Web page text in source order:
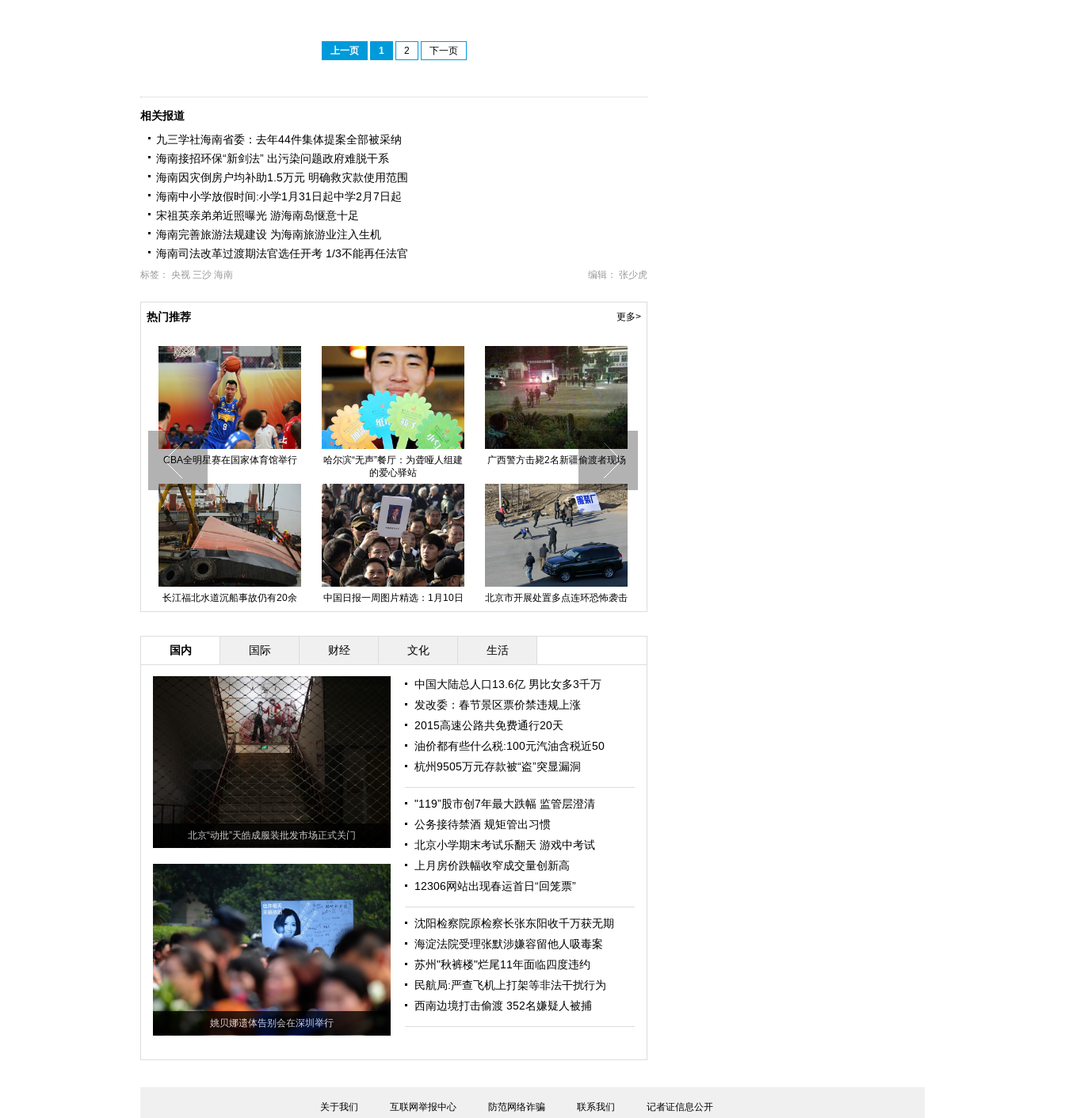
上一页 1 2 下一页
相关报道
九三学社海南省委：去年44件集体提案全部被采纳
海南接招环保“新剑法” 出污染问题政府难脱干系
海南因灾倒房户均补助1.5万元 明确救灾款使用范围
海南中小学放假时间:小学1月31日起中学2月7日起
宋祖英亲弟弟近照曝光 游海南岛惬意十足
海南完善旅游法规建设 为海南旅游业注入生机
海南司法改革过渡期法官选任开考 1/3不能再任法官
编辑： 张少虎
标签： 央视 三沙 海南
热门推荐 更多>
CBA全明星赛在国家体育馆举行
哈尔滨“无声”餐厅：为聋哑人组建
的爱心驿站
广西警方击毙2名新疆偷渡者现场
长江福北水道沉船事故仍有20余
人失踪
中国日报一周图片精选：1月10日
—16日
北京市开展处置多点连环恐怖袭击
实战演练
国内 国际 财经 文化 生活
北京“动批”天皓成服装批发市场正式关门
姚贝娜遗体告别会在深圳举行
中国大陆总人口13.6亿 男比女多3千万
发改委：春节景区票价禁违规上涨
2015高速公路共免费通行20天
油价都有些什么税:100元汽油含税近50
杭州9505万元存款被“盗”突显漏洞
"119”股市创7年最大跌幅 监管层澄清
公务接待禁酒 规矩管出习惯
北京小学期末考试乐翻天 游戏中考试
上月房价跌幅收窄成交量创新高
12306网站出现春运首日“回笼票”
沈阳检察院原检察长张东阳收千万获无期
海淀法院受理张默涉嫌容留他人吸毒案
苏州"秋裤楼"烂尾11年面临四度违约
民航局:严查飞机上打架等非法干扰行为
西南边境打击偷渡 352名嫌疑人被捕
关于我们 互联网举报中心 防范网络诈骗 联系我们 记者证信息公开